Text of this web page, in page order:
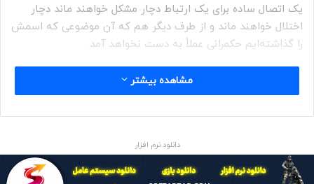
یک اتصال ساده برای یک ارتباط دچار مشکل خواهند ماند دچار
اختلال خواهند ماند و از طرف دیگر هم که آن موضوعی که اسمش
را گذاشته‌ایم حکمرانی عملاً به دست نخواهد آمد.
به گزارش نیوزلن از مهر، وی با اشاره به استفاده عموم جامعه از
فیلترشکن ها گفت: قبل از مسدود سازی پلتفرم تلگرام اگر والدینی
روی گوشی فرزندشان ابزار وی پی ان و فیلترشکن می‌دیدند اینقدر
گوشی فرزندشان یک ابزار فیلترشکن و وی‌پی‌ان می‌دیدند که دچار
اضطراب و نگرانی می‌شدند امروز چه اتفاقی می‌افتد والدین
مشاهده بیشتر
دانلود نرم افزار